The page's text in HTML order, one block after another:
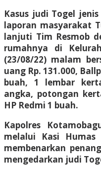
Kasus judi Togel
laporan masyarakat
lanjuti Tim Resmob
rumahnya di
(23/08/22) malam
uang Rp. 131.000,
buah, 1 lembar
angka, potongan
HP Redmi 1 buah.
Kapolres
melalui Kasi
membenarkan
mengedarkan judi